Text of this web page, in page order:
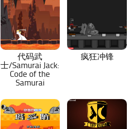
代码武
士/Samurai Jack:
Code of the
Samurai
疯狂冲锋